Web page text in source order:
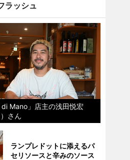
ラッシュ
di Mano」店主の浅田悦宏
）さん
ランプレドットに添えるパ
セリソースと辛みのソース